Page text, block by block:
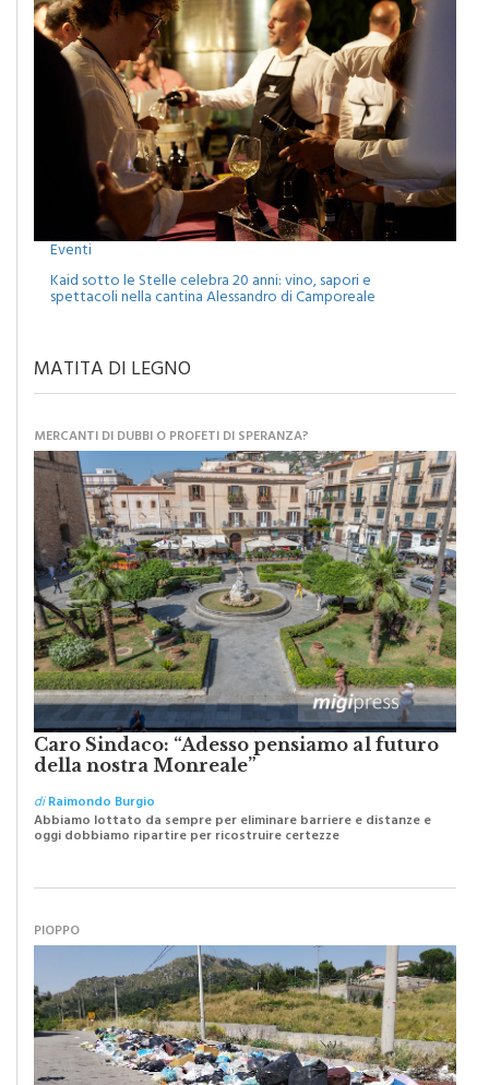
Eventi
Kaid sotto le Stelle celebra 20 anni: vino, sapori e
spettacoli nella cantina Alessandro di Camporeale
MATITA DI LEGNO
MERCANTI DI DUBBI O PROFETI DI SPERANZA?
Caro Sindaco: “Adesso pensiamo al futuro
della nostra Monreale”
diRaimondo Burgio
Abbiamo lottato da sempre per eliminare barriere e distanze e
oggi dobbiamo ripartire per ricostruire certezze
PIOPPO